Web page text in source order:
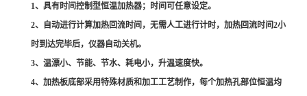
1、具有时间控制型恒温加热器；时间可任意设定。
2、自动进行计算加热回流时间，无需人工进行计时，加热回流时间2小
时到达完毕后，仪器自动关机。
3、温漂小、节能、节水、耗电小，升温速度快。
4、加热板底部采用特殊材质和加工工艺制作，每个加热孔部位恒温均